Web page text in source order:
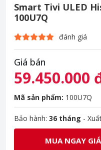
Smart Tivi ULED
100U7Q
đánh giá
Giá bán
59.450.000
Mã sản phẩm: 100U7Q
Bảo hành: 36 tháng -
MUA NGAY